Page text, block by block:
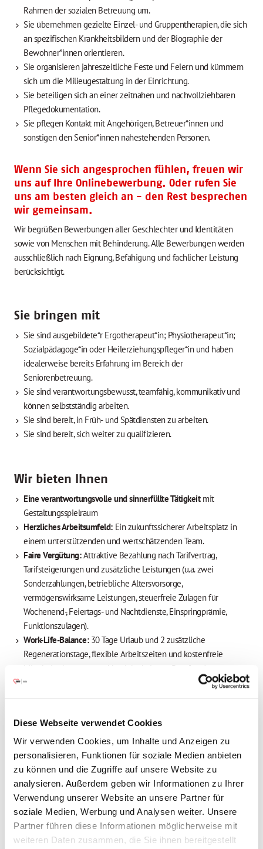
Diese Webseite verwendet Cookies
Wir verwenden Cookies, um Inhalte und Anzeigen zu
personalisieren, Funktionen für soziale Medien anbieten
zu können und die Zugriffe auf unsere Website zu
analysieren. Außerdem geben wir Informationen zu Ihrer
Verwendung unserer Website an unsere Partner für
soziale Medien, Werbung und Analysen weiter. Unsere
Partner führen diese Informationen möglicherweise mit
weiteren Daten zusammen, die Sie ihnen bereitgestellt
Rahmen der sozialen Betreuung um.
Sie übernehmen gezielte Einzel- und Gruppentherapien, die sich
an spezifischen Krankheitsbildern und der Biographie der
Bewohner*innen orientieren.
Sie organisieren jahreszeitliche Feste und Feiern und kümmern
sich um die Milieugestaltung in der Einrichtung.
Sie beteiligen sich an einer zeitnahen und nachvollziehbaren
Pflegedokumentation.
Sie pflegen Kontakt mit Angehörigen, Betreuer*innen und
sonstigen den Senior*innen nahestehenden Personen.
Wenn Sie sich angesprochen fühlen, freuen wir
uns auf Ihre Onlinebewerbung. Oder rufen Sie
uns am besten gleich an - den Rest besprechen
wir gemeinsam.
Wir begrüßen Bewerbungen aller Geschlechter und Identitäten
sowie von Menschen mit Behinderung. Alle Bewerbungen werden
ausschließlich nach Eignung, Befähigung und fachlicher Leistung
berücksichtigt.
Sie bringen mit
Sie sind ausgebildete*r Ergotherapeut*in; Physiotherapeut*in;
Sozialpädagoge*in oder Heilerziehungspfleger*in und haben
idealerweise bereits Erfahrung im Bereich der
Seniorenbetreuung.
Sie sind verantwortungsbewusst, teamfähig, kommunikativ und
können selbstständig arbeiten.
Sie sind bereit, in Früh- und Spätdiensten zu arbeiten.
Sie sind bereit, sich weiter zu qualifizieren.
Wir bieten Ihnen
Eine verantwortungsvolle und sinnerfüllte Tätigkeitmit
Gestaltungsspielraum
Herzliches Arbeitsumfeld: Ein zukunftssicherer Arbeitsplatz in
einem unterstützenden und wertschätzenden Team.
Faire Vergütung:Attraktive Bezahlung nach Tarifvertrag,
Tarifsteigerungen und zusätzliche Leistungen (u.a. zwei
Sonderzahlungen, betriebliche Altersvorsorge,
vermögenswirksame Leistungen, steuerfreie Zulagen für
Wochenend-, Feiertags- und Nachtdienste,Einspringprämie,
Funktionszulagen).
Work-Life-Balance:30 Tage Urlaub und 2 zusätzliche
Regenerationstage, flexible Arbeitszeiten und kostenfreie
Mitarbeiterberatung zur Vereinbarkeit von Beruf und
Privatleben.
Weiterbildungsmöglichkeiten:Förderung Ihrer persönlichen und
Fortbildungsangeboten.
Weitere Angebote:JobRad
, betriebliches
Gesundheitsmanagement, betriebsärztliche Betreuung sowie
Unterstützung bei der Suche nach Kindergarten- oder
Pflegeplätzen.
Kostenfreie Mitarbeiterberatung , die Ihnen hilft, Berufs- und
Privatleben optimal zu vereinbaren – wir unterstützen Sie in
allen Lebenslagen
Entlastung für den Alltag: Mit unserem Corporate-Benefits-